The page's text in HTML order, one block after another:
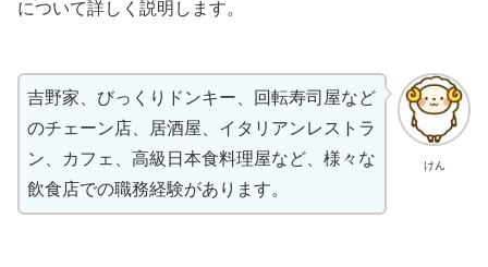
について詳しく説明します。
けん
吉野家、びっくりドンキー、回転寿司屋など
のチェーン店、居酒屋、イタリアンレストラ
ン、カフェ、高級日本食料理屋など、様々な
飲食店での職務経験があります。